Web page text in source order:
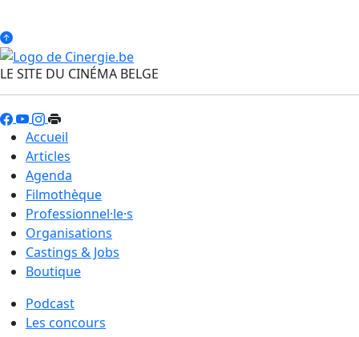
LE SITE DU CINÉMA BELGE
Accueil
Articles
Agenda
Filmothèque
Professionnel·le·s
Organisations
Castings & Jobs
Boutique
Podcast
Les concours